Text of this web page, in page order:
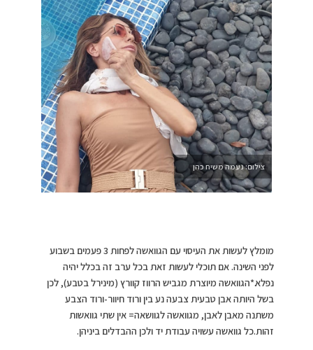
צילום: נעמה משיח כהן
מומלץ לעשות את העיסוי עם הגוואשה לפחות 3 פעמים בשבוע
לפני השינה. אם תוכלי לעשות זאת בכל ערב זה בכלל יהיה
נפלא.*הגוואשה מיוצרת מגביש הרווז קוורץ (מינירל בטבע), לכן
בשל היותה אבן טבעית צבעה נע בין ורוד חיוור-ורוד הצבע
משתנה מאבן לאבן, מגוואשה לגוושאה= אין שתי גוואשות
זהות.כל גוואשה עשויה עבודת יד ולכן ההבדלים ביניהן.